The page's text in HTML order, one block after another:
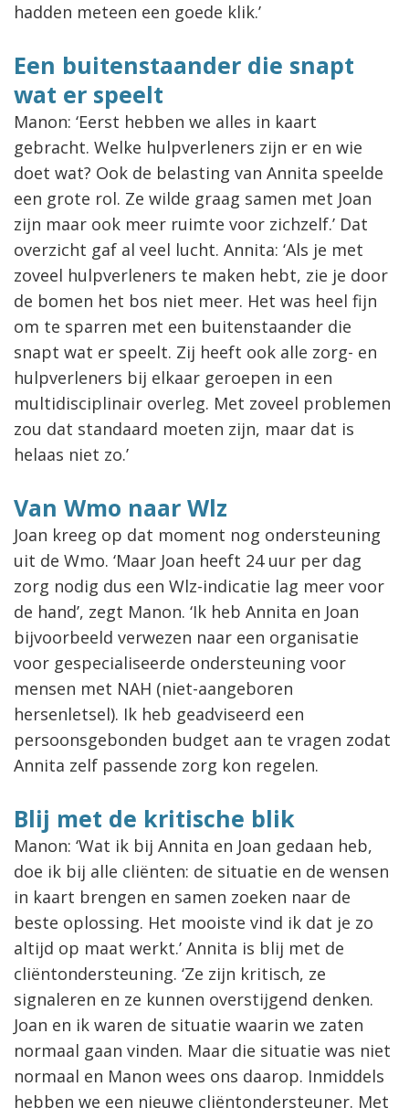
hadden meteen een goede klik.’
Een buitenstaander die snapt
wat er speelt
Manon: ‘Eerst hebben we alles in kaart
gebracht. Welke hulpverleners zijn er en wie
doet wat? Ook de belasting van Annita speelde
een grote rol. Ze wilde graag samen met Joan
zijn maar ook meer ruimte voor zichzelf.’ Dat
overzicht gaf al veel lucht. Annita: ‘Als je met
zoveel hulpverleners te maken hebt, zie je door
de bomen het bos niet meer. Het was heel fijn
om te sparren met een buitenstaander die
snapt wat er speelt. Zij heeft ook alle zorg- en
hulpverleners bij elkaar geroepen in een
multidisciplinair overleg. Met zoveel problemen
zou dat standaard moeten zijn, maar dat is
helaas niet zo.’
Van Wmo naar Wlz
Joan kreeg op dat moment nog ondersteuning
uit de Wmo. ‘Maar Joan heeft 24 uur per dag
zorg nodig dus een Wlz-indicatie lag meer voor
de hand’, zegt Manon. ‘Ik heb Annita en Joan
bijvoorbeeld verwezen naar een organisatie
voor gespecialiseerde ondersteuning voor
mensen met NAH (niet-aangeboren
hersenletsel). Ik heb geadviseerd een
persoonsgebonden budget aan te vragen zodat
Annita zelf passende zorg kon regelen.
Blij met de kritische blik
Manon: ‘Wat ik bij Annita en Joan gedaan heb,
doe ik bij alle cliënten: de situatie en de wensen
in kaart brengen en samen zoeken naar de
beste oplossing. Het mooiste vind ik dat je zo
altijd op maat werkt.’ Annita is blij met de
cliëntondersteuning. ‘Ze zijn kritisch, ze
signaleren en ze kunnen overstijgend denken.
Joan en ik waren de situatie waarin we zaten
normaal gaan vinden. Maar die situatie was niet
normaal en Manon wees ons daarop. Inmiddels
hebben we een nieuwe cliëntondersteuner. Met